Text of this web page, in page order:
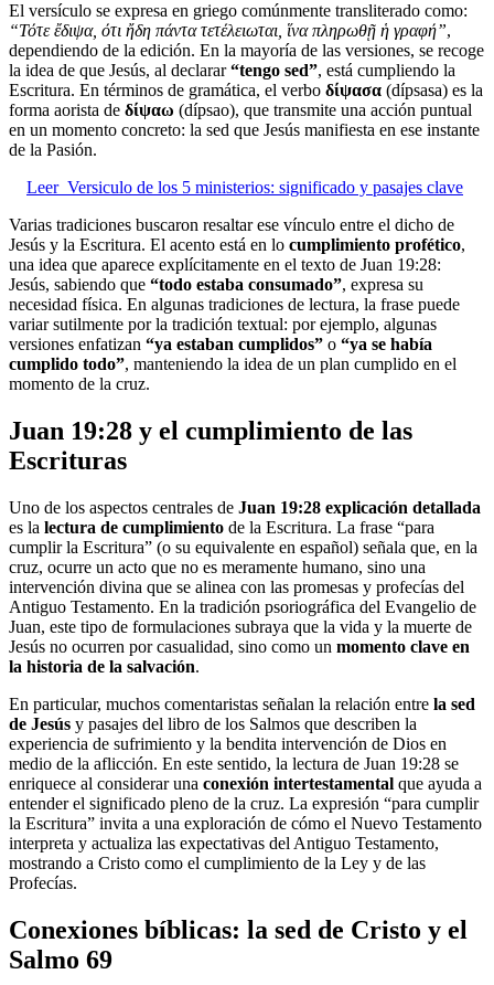
El versículo se expresa en griego comúnmente transliterado como:
“Τότε ἔδιψα, ότι ἤδη πάντα τετέλειωται, ἵνα πληρωθῇ ἡ γραφή”,
dependiendo de la edición. En la mayoría de las versiones, se recoge
la idea de que Jesús, al declarar“tengo sed”, está cumpliendo la
Escritura. En términos de gramática, el verbo δίψασα (dípsasa) es la
forma aorista de δίψαω (dípsao), que transmite una acción puntual
en un momento concreto: la sed que Jesús manifiesta en ese instante
de la Pasión.
Leer Versiculo de los 5 ministerios: significado y pasajes clave
Varias tradiciones buscaron resaltar ese vínculo entre el dicho de
Jesús y la Escritura. El acento está en lo cumplimiento profético,
una idea que aparece explícitamente en el texto de Juan 19:28:
Jesús, sabiendo que “todo estaba consumado”, expresa su
necesidad física. En algunas tradiciones de lectura, la frase puede
variar sutilmente por la tradición textual: por ejemplo, algunas
versiones enfatizan “ya estaban cumplidos” o “ya se había
cumplido todo”, manteniendo la idea de un plan cumplido en el
momento de la cruz.
Juan 19:28 y el cumplimiento de las
Escrituras
Uno de los aspectos centrales de Juan 19:28 explicación detallada
es la lectura de cumplimiento de la Escritura. La frase “para
cumplir la Escritura” (o su equivalente en español) señala que, en la
cruz, ocurre un acto que no es meramente humano, sino una
intervención divina que se alinea con las promesas y profecías del
Antiguo Testamento. En la tradición psoriográfica del Evangelio de
Juan, este tipo de formulaciones subraya que la vida y la muerte de
Jesús no ocurren por casualidad, sino como un momento clave en
la historia de la salvación.
En particular, muchos comentaristas señalan la relación entre la sed
de Jesús y pasajes del libro de los Salmos que describen la
experiencia de sufrimiento y la bendita intervención de Dios en
medio de la aflicción. En este sentido, la lectura de Juan 19:28 se
enriquece al considerar una conexión intertestamental que ayuda a
entender el significado pleno de la cruz. La expresión “para cumplir
la Escritura” invita a una exploración de cómo el Nuevo Testamento
interpreta y actualiza las expectativas del Antiguo Testamento,
mostrando a Cristo como el cumplimiento de la Ley y de las
Profecías.
Conexiones bíblicas: la sed de Cristo y el
Salmo 69